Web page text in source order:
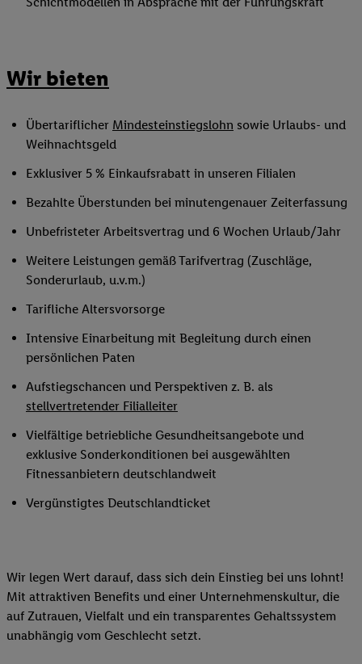
Wir bieten
Übertariflicher Mindesteinstiegslohn sowie Urlaubs- und
Weihnachtsgeld
Exklusiver 5 % Einkaufsrabatt in unseren Filialen
Bezahlte Überstunden bei minutengenauer Zeiterfassung
Unbefristeter Arbeitsvertrag und 6 Wochen Urlaub/Jahr
Weitere Leistungen gemäß Tarifvertrag (Zuschläge,
Sonderurlaub, u.v.m.)
Tarifliche Altersvorsorge
Intensive Einarbeitung mit Begleitung durch einen
persönlichen Paten
Aufstiegschancen und Perspektiven z. B. als
stellvertretender Filialleiter
Vielfältige betriebliche Gesundheitsangebote und
exklusive Sonderkonditionen bei ausgewählten
Fitnessanbietern deutschlandweit
Vergünstigtes Deutschlandticket
Wir legen Wert darauf, dass sich dein Einstieg bei uns lohnt!
Mit attraktiven Benefits und einer Unternehmenskultur, die
auf Zutrauen, Vielfalt und ein transparentes Gehaltssystem
unabhängig vom Geschlecht setzt.